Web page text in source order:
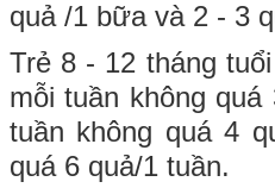
quả /1 bữa và 2 - 3
Trẻ 8 - 12 tháng
mỗi tuần không
tuần không quá 4
quá 6 quả/1 tuần.